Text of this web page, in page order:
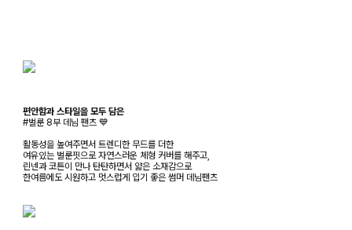
편안함과 스타일을 모두 담은
#벌룬 8부 데님 팬츠 💙
활동성을 높여주면서 트렌디한 무드를 더한
여유있는 벌룬핏으로 자연스러운 체형 커버를 해주고,
린넨과 코튼이 만나 탄탄하면서 얇은 소재감으로
한여름에도 시원하고 멋스럽게 입기 좋은 썸머 데님팬츠